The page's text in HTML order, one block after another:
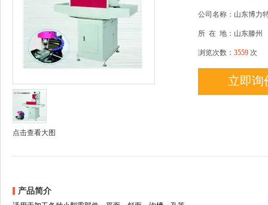
点击查看大图
公司名称：山东博力
所 在 地：山东滕州
浏览次数： 3559 次
立即询
产品简介